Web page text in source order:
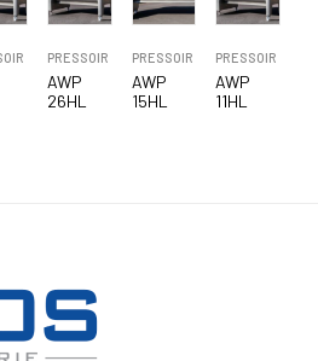
PRESSOIR
AWP
26HL
PRESSOIR
AWP
15HL
PRESSOIR
AWP
11HL